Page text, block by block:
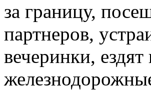
за границу,
партнеров,
вечеринки,